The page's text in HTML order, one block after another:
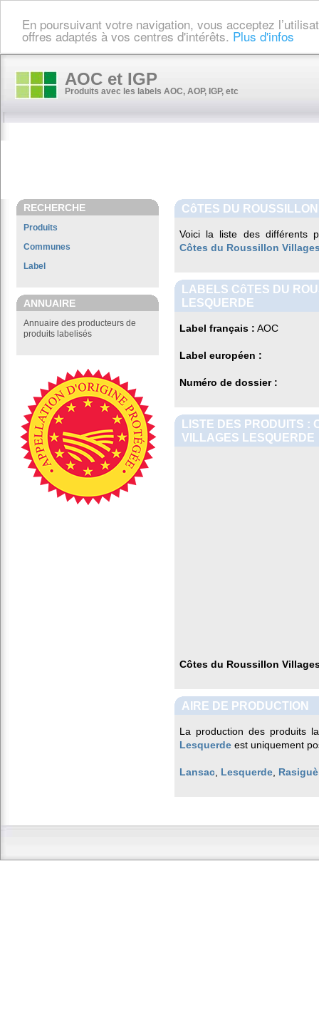
En poursuivant votre navigation, vous acceptez
offres adaptés à vos centres d'intérêts. Plus d'infos
AOC et IGP
Produits avec les labels AOC, AOP, IGP, etc
RECHERCHE
Produits
Communes
Label
ANNUAIRE
Annuaire des producteurs de
produits labelisés
CôTES DU
Voici la liste des différents
Côtes du Roussillon
LABELS CôTES DU
LESQUERDE
Label français : AOC
Label européen :
Numéro de dossier :
LISTE DES PRODUITS :
VILLAGES LESQUERDE
Côtes du Roussillon
AIRE DE PRODUCTION
La production des produits
Lesquerde est uniquement
Lansac Lesquerde